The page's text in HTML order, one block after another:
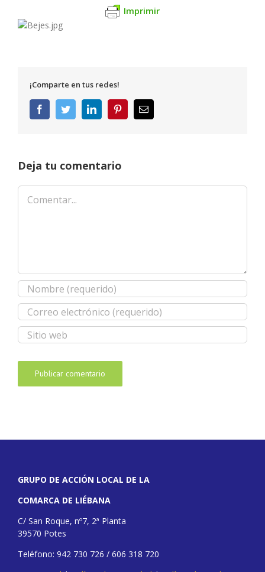
Imprimir
¡Comparte en tus redes!
FacebookTwitterLinkedInPinterestCorreo
electrónico
Deja tu comentario
Comentar
GRUPO DE ACCIÓN LOCAL DE LA
COMARCA DE LIÉBANA
C/ San Roque, nº7, 2ª Planta
39570 Potes
Teléfono: 942 730 726 / 606 318 720